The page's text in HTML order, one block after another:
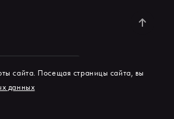
сайта. Посещая страницы сайта, вы
данных